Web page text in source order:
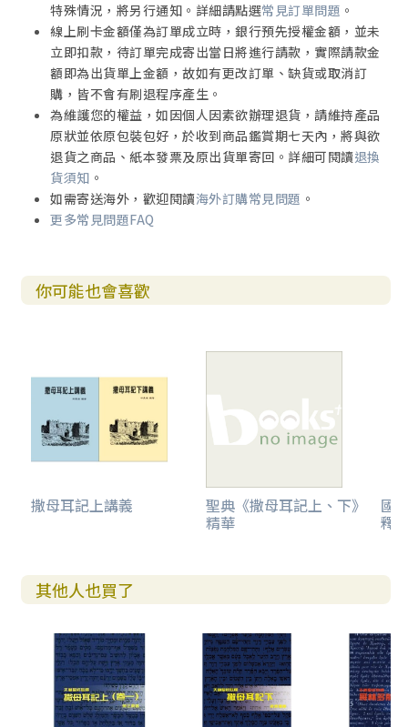
特殊情況，將另行通知。詳細請點選常見訂單問題 。
線上刷卡金額僅為訂單成立時，銀行預先授權金額，並未
立即扣款，待訂單完成寄出當日將進行請款，實際請款金
額即為出貨單上金額，故如有更改訂單、缺貨或取消訂
購，皆不會有刷退程序產生。
為維護您的權益，如因個人因素欲辦理退貨，請維持產品
原狀並依原包裝包好，於收到商品鑑賞期七天內，將與欲
退貨之商品、紙本發票及原出貨單寄回。詳細可閱讀退換
貨須知 。
如需寄送海外，歡迎閱讀海外訂購常見問題 。
更多常見問題FAQ
你可能也會喜歡
撒母耳記上講義 聖典《撒母耳記上、下》
精華
國
釋
其他人也買了